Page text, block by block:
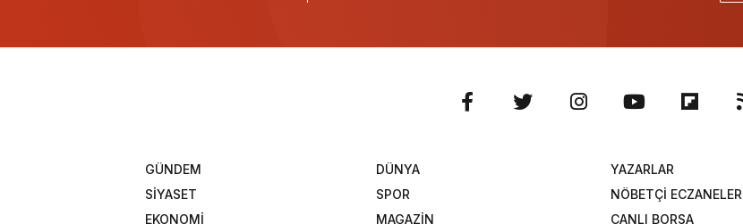
GÜNDEM
DÜNYA
SİYASET
SPOR
EKONOMİ
MAGAZİN
YAZARLAR
NÖBETÇİ ECZANELER
CANLI BORSA